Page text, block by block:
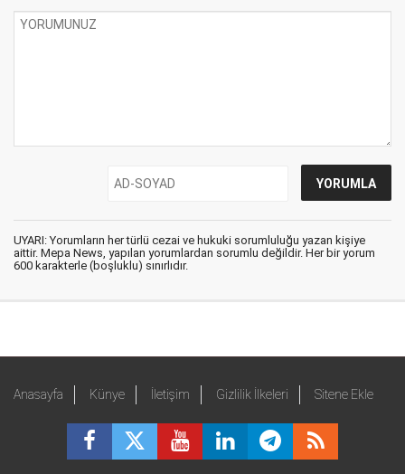
UYARI: Yorumların her türlü cezai ve hukuki sorumluluğu yazan kişiye
aittir. Mepa News, yapılan yorumlardan sorumlu değildir. Her bir yorum
600 karakterle (boşluklu) sınırlıdır.
Anasayfa Künye İletişim Gizlilik İlkeleri Sitene Ekle